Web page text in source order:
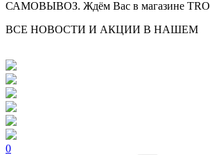
САМОВЫВОЗ. Ждём Вас в магазине
ВСЕ НОВОСТИ И АКЦИИ В НАШЕМ
0